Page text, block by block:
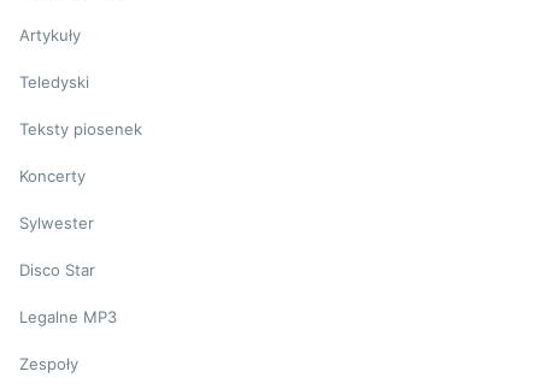
Artykuły
Teledyski
Teksty piosenek
Koncerty
Sylwester
Disco Star
Legalne MP3
Zespoły